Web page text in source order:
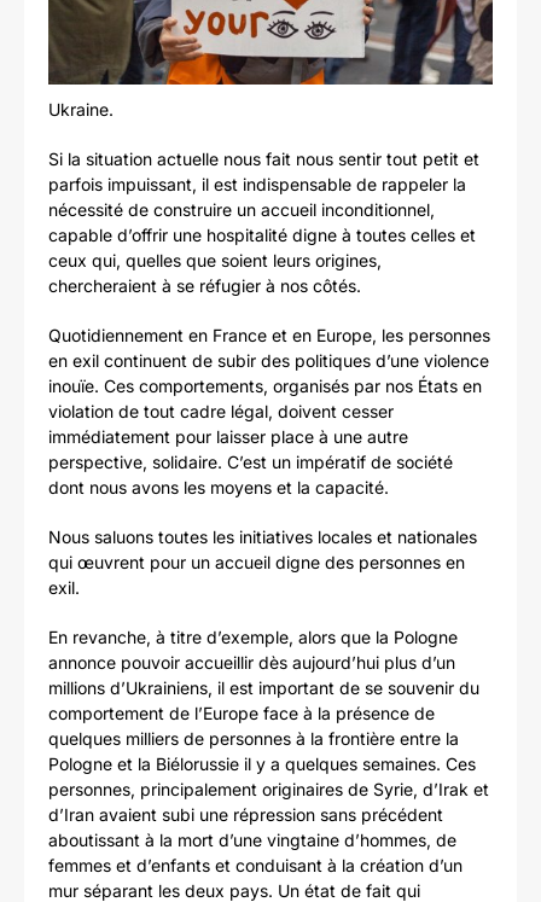
Ukraine.
Si la situation actuelle nous fait nous sentir tout petit et
parfois impuissant, il est indispensable de rappeler la
nécessité de construire un accueil inconditionnel,
capable d’offrir une hospitalité digne à toutes celles et
ceux qui, quelles que soient leurs origines,
chercheraient à se réfugier à nos côtés.
Quotidiennement en France et en Europe, les personnes
en exil continuent de subir des politiques d’une violence
inouïe. Ces comportements, organisés par nos États en
violation de tout cadre légal, doivent cesser
immédiatement pour laisser place à une autre
perspective, solidaire. C’est un impératif de société
dont nous avons les moyens et la capacité.
Nous saluons toutes les initiatives locales et nationales
qui œuvrent pour un accueil digne des personnes en
exil.
En revanche, à titre d’exemple, alors que la Pologne
annonce pouvoir accueillir dès aujourd’hui plus d’un
millions d’Ukrainiens, il est important de se souvenir du
comportement de l’Europe face à la présence de
quelques milliers de personnes à la frontière entre la
Pologne et la Biélorussie il y a quelques semaines. Ces
personnes, principalement originaires de Syrie, d’Irak et
d’Iran avaient subi une répression sans précédent
aboutissant à la mort d’une vingtaine d’hommes, de
femmes et d’enfants et conduisant à la création d’un
mur séparant les deux pays. Un état de fait qui